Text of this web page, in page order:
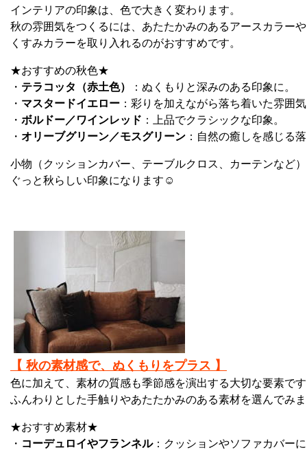
インテリアの印象は、色で大きく変わります。
秋の雰囲気をつくるには、あたたかみのあるアースカラー
くすみカラーを取り入れるのがおすすめです。
★おすすめの秋色★
・ テラコッタ（赤土色）
：ぬくもりと深みのある印象に。
・ マスタードイエロー ：彩りを加えながら落ち着いた雰囲
・ ボルドー／ワインレッド ：上品でクラシックな印象。
・ オリーブグリーン／モスグリーン ：自然の癒しを感じる
小物（クッションカバー、テーブルクロス、カーテンなど
ぐっと秋らしい印象になります☺
【 秋の素材感で、ぬくもりをプラス 】
色に加えて、素材の質感も季節感を演出する大切な要素で
ふんわりとした手触りやあたたかみのある素材を選んでみ
★おすすめ素材★
・ コーデュロイやフランネル：クッションやソファカバー